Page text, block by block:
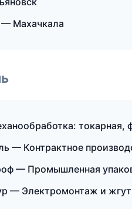
Махачкала
токарная,
— Контрактное
— Промышленная
— Электромонтаж и